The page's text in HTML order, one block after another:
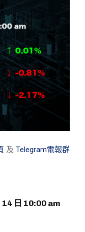
及 Telegram電報群
14 日 10:00 am